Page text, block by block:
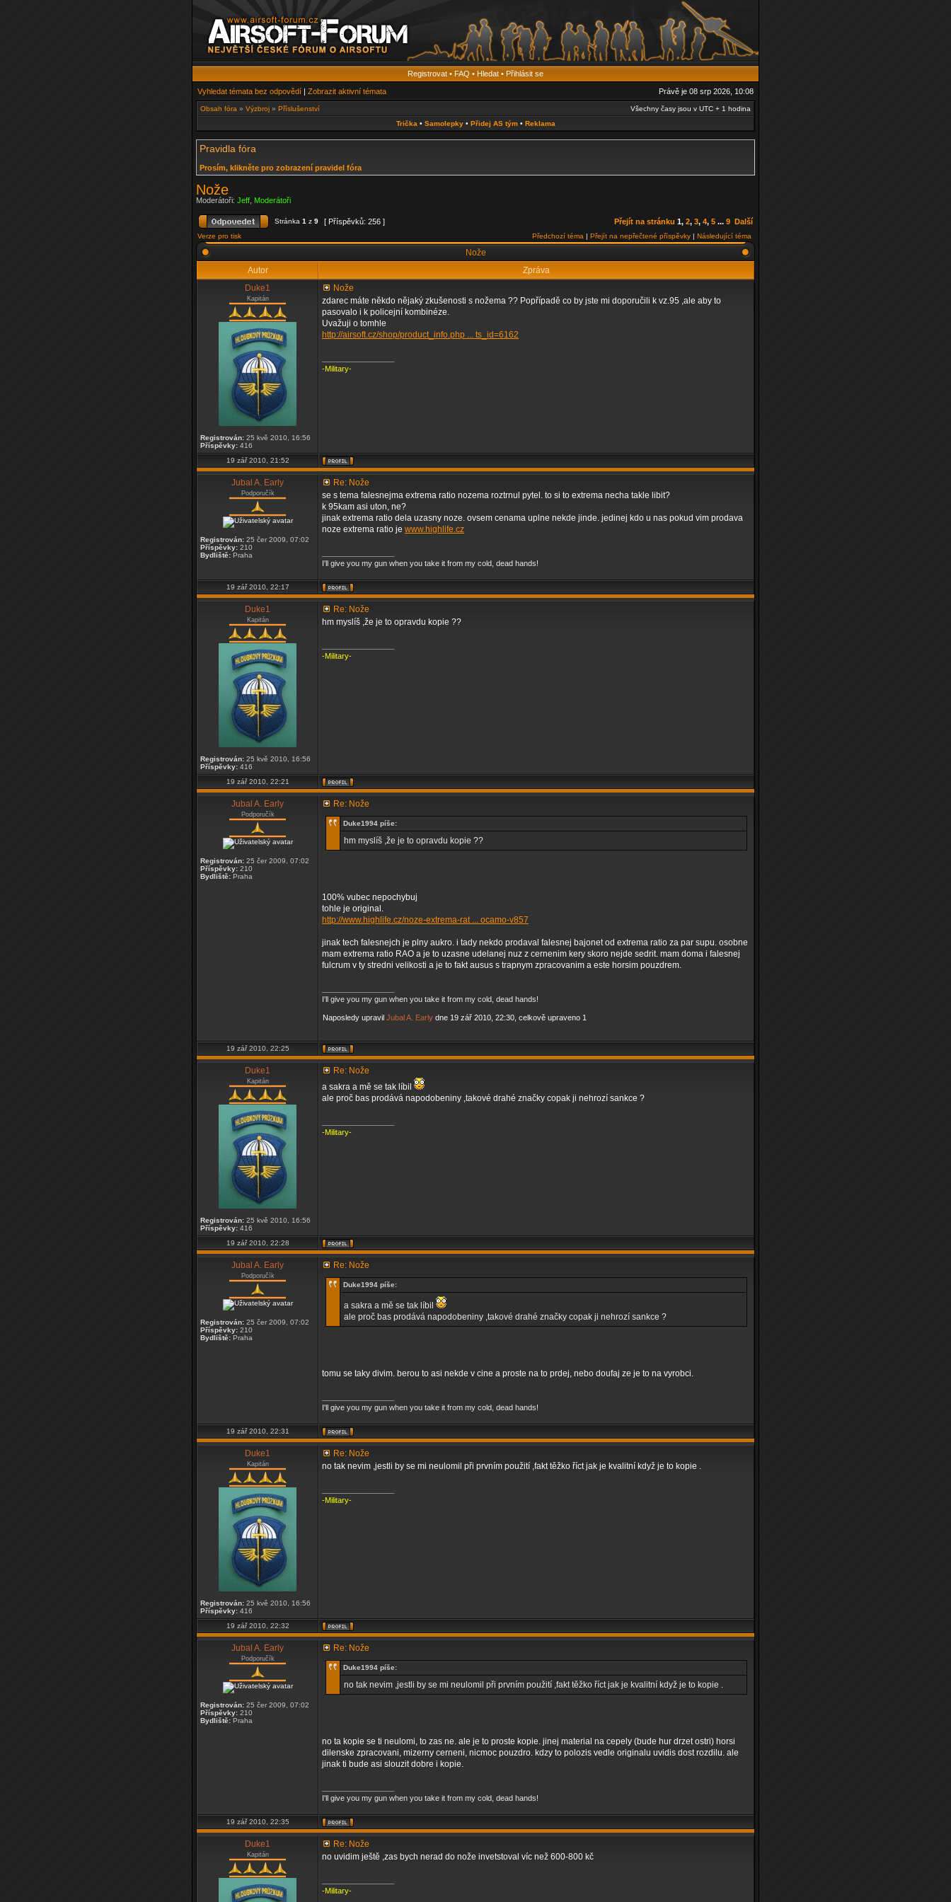
Registrovat • FAQ • Hledat • Přihlásit se
Vyhledat témata bez odpovědí | Zobrazit aktivní témata Právě je 08 srp 2026, 10:08
Obsah fóra » Výzbroj » Příslušenství
Všechny časy jsou v UTC + 1 hodina
Trička • Samolepky• Přidej AS tým• Reklama
Pravidla fóra
Prosím, klikněte pro zobrazení pravidel fóra
Nože
Moderátoři: Jeff Moderátoři
Stránka 1 z 9 [ Příspěvků: 256 ] Přejít na stránku 1, 2, 3, 4, 5 ... 9 Další
Verze pro tisk Předchozí téma | Přejít na nepřečtené příspěvky | Následující téma
Nože
Autor
Zpráva
Duke1
Kapitán
Registrován: 25 kvě 2010, 16:56
Příspěvky: 416
Nože
zdarec máte někdo nějaký zkušenosti s nožema ?? Popřípadě co by jste mi doporučili k vz.95 ,ale aby to
pasovalo i k policejní kombinéze.
Uvažuji o tomhle
http://airsoft.cz/shop/product_info.php ... ts_id=6162
-Military-
19 zář 2010, 21:52
Jubal A. Early
Podporučík
Registrován: 25 čer 2009, 07:02
Příspěvky: 210
Bydliště: Praha
Re: Nože
se s tema falesnejma extrema ratio nozema roztrnul pytel. to si to extrema necha takle libit?
k 95kam asi uton, ne?
jinak extrema ratio dela uzasny noze. ovsem cenama uplne nekde jinde. jedinej kdo u nas pokud vim prodava
noze extrema ratio je www.highlife.cz
I'll give you my gun when you take it from my cold, dead hands!
19 zář 2010, 22:17
Duke1
Kapitán
Registrován: 25 kvě 2010, 16:56
Příspěvky: 416
Re: Nože
hm myslíš ,že je to opravdu kopie ??
-Military-
19 zář 2010, 22:21
Jubal A. Early
Podporučík
Registrován: 25 čer 2009, 07:02
Příspěvky: 210
Bydliště: Praha
Re: Nože
Duke1994 píše:
hm myslíš ,že je to opravdu kopie ??
100% vubec nepochybuj
tohle je original.
http://www.highlife.cz/noze-extrema-rat ... ocamo-v857
jinak tech falesnejch je plny aukro. i tady nekdo prodaval falesnej bajonet od extrema ratio za par supu. osobne
mam extrema ratio RAO a je to uzasne udelanej nuz z cernenim kery skoro nejde sedrit. mam doma i falesnej
fulcrum v ty stredni velikosti a je to fakt ausus s trapnym zpracovanim a este horsim pouzdrem.
I'll give you my gun when you take it from my cold, dead hands!
Naposledy upravil Jubal A. Early dne 19 zář 2010, 22:30, celkově upraveno 1
19 zář 2010, 22:25
Duke1
Kapitán
Registrován: 25 kvě 2010, 16:56
Příspěvky: 416
Re: Nože
a sakra a mě se tak líbil
ale proč bas prodává napodobeniny ,takové drahé značky copak ji nehrozí sankce ?
-Military-
19 zář 2010, 22:28
Jubal A. Early
Podporučík
Registrován: 25 čer 2009, 07:02
Příspěvky: 210
Bydliště: Praha
Re: Nože
Duke1994 píše:
a sakra a mě se tak líbil
ale proč bas prodává napodobeniny ,takové drahé značky copak ji nehrozí sankce ?
tomu se taky divim. berou to asi nekde v cine a proste na to prdej, nebo doufaj ze je to na vyrobci.
I'll give you my gun when you take it from my cold, dead hands!
19 zář 2010, 22:31
Duke1
Kapitán
Registrován: 25 kvě 2010, 16:56
Příspěvky: 416
Re: Nože
no tak nevim ,jestli by se mi neulomil při prvním použití ,fakt těžko říct jak je kvalitní když je to kopie .
-Military-
19 zář 2010, 22:32
Jubal A. Early
Podporučík
Registrován: 25 čer 2009, 07:02
Příspěvky: 210
Bydliště: Praha
Re: Nože
Duke1994 píše:
no tak nevim ,jestli by se mi neulomil při prvním použití ,fakt těžko říct jak je kvalitní když je to kopie .
no ta kopie se ti neulomi, to zas ne. ale je to proste kopie. jinej material na cepely (bude hur drzet ostri) horsi
dilenske zpracovani, mizerny cerneni, nicmoc pouzdro. kdzy to polozis vedle originalu uvidis dost rozdilu. ale
jinak ti bude asi slouzit dobre i kopie.
I'll give you my gun when you take it from my cold, dead hands!
19 zář 2010, 22:35
Duke1
Kapitán
Re: Nože
no uvidim ještě ,zas bych nerad do nože invetstoval víc než 600-800 kč
-Military-